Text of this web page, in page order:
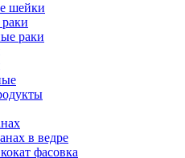
шейки
раки
в ведре
фасовка